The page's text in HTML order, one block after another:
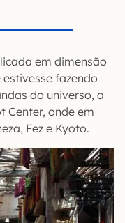
em dimensão
fazendo
do universo, a
Center, onde em
Fez e Kyoto.